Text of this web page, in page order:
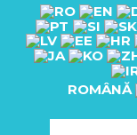
ROMÂNĂ